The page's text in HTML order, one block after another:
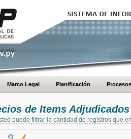
Marco Legal Planificación Procesos
de Items Adjudicados
puede filtrar la cantidad de registros que